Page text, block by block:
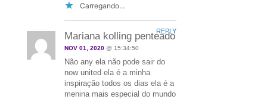
Carregando...
Mariana kolling penteado
NOV 01, 2020 @ 15:34:50
Não any ela não pode sair do
now united ela é a minha
inspiração todos os dias ela é a
menina mais especial do mundo
REPLY